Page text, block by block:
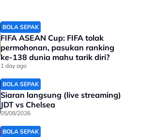
BOLA SEPAK
FIFA ASEAN Cup: FIFA tolak
permohonan, pasukan ranking
ke-138 dunia mahu tarik diri?
1 day ago
BOLA SEPAK
Siaran langsung (live streaming)
JDT vs Chelsea
05/08/2026
BOLA SEPAK